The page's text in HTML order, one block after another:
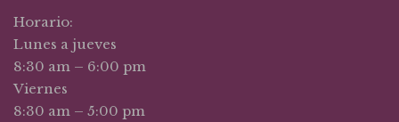
Horario:
Lunes a jueves
8:30 am – 6:00 pm
Viernes
8:30 am – 5:00 pm